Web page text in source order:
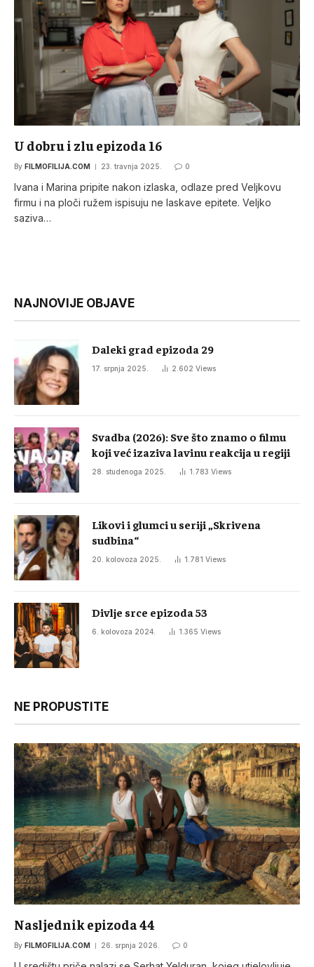
U dobru i zlu epizoda 16
By FILMOFILIJA.COM 23. travnja 2025. 0
Ivana i Marina pripite nakon izlaska, odlaze pred Veljkovu
firmu i na ploči ružem ispisuju ne laskave epitete. Veljko
saziva…
NAJNOVIJE OBJAVE
Daleki grad epizoda 29
17. srpnja 2025. 2.602 Views
Svadba (2026): Sve što znamo o filmu
koji već izaziva lavinu reakcija u regiji
28. studenoga 2025. 1.783 Views
Likovi i glumci u seriji „Skrivena
sudbina“
20. kolovoza 2025. 1.781 Views
Divlje srce epizoda 53
6. kolovoza 2024. 1.365 Views
NE PROPUSTITE
Nasljednik epizoda 44
By FILMOFILIJA.COM 26. srpnja 2026. 0